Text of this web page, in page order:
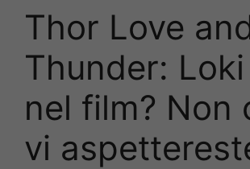
Thor Love
Thunder:
nel film? Non
vi